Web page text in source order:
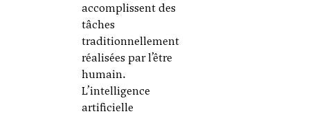
accomplissent des
tâches
traditionnellement
réalisées par l’être
humain.
L’intelligence
artificielle